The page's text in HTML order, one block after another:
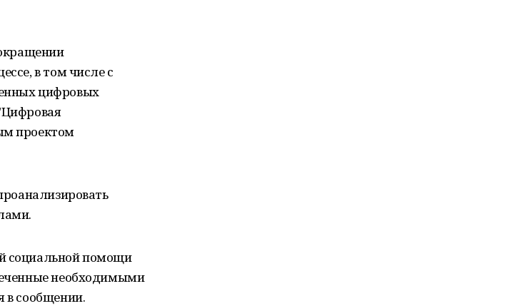
в том числе с
цифровых
проектом
социальной помощи
необходимыми
в сообщении.